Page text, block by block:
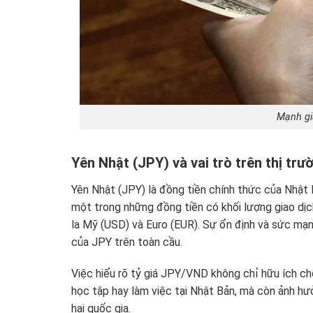
Mạnh
Yên Nhật (JPY) và vai trò trên thị
Yên Nhật (JPY) là đồng tiền chính thức của Nhật
một trong những đồng tiền có khối lượng giao
la Mỹ (USD) và Euro (EUR). Sự ổn định và sức
của JPY trên toàn cầu.
Việc hiểu rõ tỷ giá JPY/VND không chỉ hữu ích
học tập hay làm việc tại Nhật Bản, mà còn ảnh
hai quốc gia.